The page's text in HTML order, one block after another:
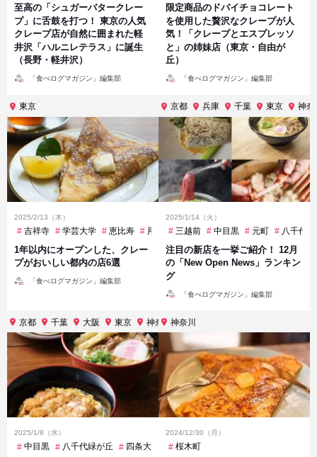
至高の「シュガーバタークレー
プ」に舌鼓を打つ！ 東京の人気
クレープ店が自然に囲まれた軽
井沢「ハルニレテラス」に誕生
（長野・軽井沢）
「食べログマガジン」編集部
限定商品のドバイチョコレート
を使用した贅沢なクレープが人
気！「クレープとエスプレッソ
と」の姉妹店（東京・自由が
丘）
「食べログマガジン」編集部
東京
2025/2/13（木）
吉祥寺 学芸大学 恵比寿 用賀 田町 笹塚 豪徳寺
1年以内にオープンした、クレー
プがおいしい都内の店6選
「食べログマガジン」編集部
京都 兵庫 千葉 東京 神奈
2025/1/14（火）
三越前 中目黒 元町 八千代
注目の新店を一挙ご紹介！ 12月
の「New Open News」ランキン
グ
「食べログマガジン」編集部
京都 千葉 大阪 東京 神奈川
2025/1/8（水）
中目黒 八千代緑が丘 四条大宮 学芸大学
神奈川
2024/12/30（月）
桜木町